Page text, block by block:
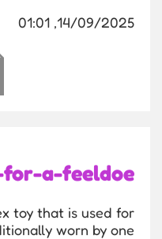
14/09/2025, 01:01
a-feeldoe/
toy that is used for
worn by one…